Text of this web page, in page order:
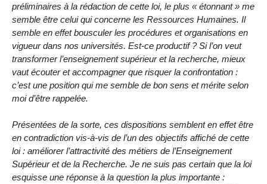
préliminaires à la rédaction de cette loi, le plus « étonnant » me
semble être celui qui concerne les Ressources Humaines. Il
semble en effet bousculer les procédures et organisations en
vigueur dans nos universités. Est-ce productif ? Si l’on veut
transformer l’enseignement supérieur et la recherche, mieux
vaut écouter et accompagner que risquer la confrontation :
c’est une position qui me semble de bon sens et mérite selon
moi d’être rappelée.
Présentées de la sorte, ces dispositions semblent en effet être
en contradiction vis-à-vis de l’un des objectifs affiché de cette
loi : améliorer l’attractivité des métiers de l’Enseignement
Supérieur et de la Recherche. Je ne suis pas certain que la loi
esquisse une réponse à la question la plus importante :